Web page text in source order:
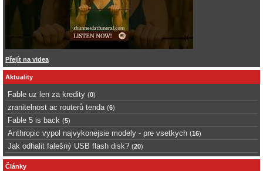
Přejít na videa
Aktuality
Fable uz len za kredity (0)
zranitelnost ac routerů tenda (6)
Fable 5 is back (5)
Anthropic vypol najvykonejsie modely - pre vsetkych (16)
Jak odhalit falešný USB flash disk? (20)
Články